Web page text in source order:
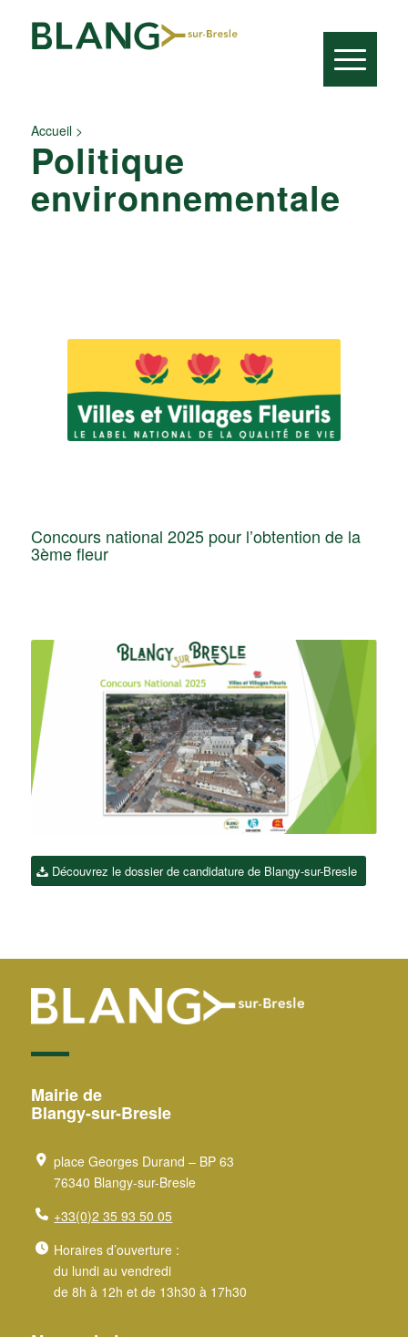
Accueil>
Politique
environnementale
Concours national 2025 pour l’obtention de la
3ème fleur
Découvrez le dossier de candidature de Blangy-sur-Bresle
Mairie de
Blangy-sur-Bresle
place Georges Durand – BP 63
76340 Blangy-sur-Bresle
+33(0)2 35 93 50 05
Horaires d’ouverture :
du lundi au vendredi
de 8h à 12h et de 13h30 à 17h30